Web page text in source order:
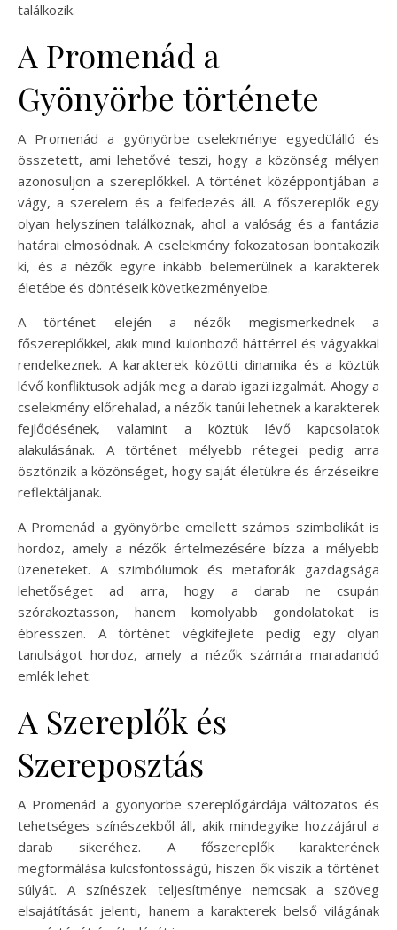
találkozik.
A Promenád a
Gyönyörbe története
A Promenád a gyönyörbe cselekménye egyedülálló és
összetett, ami lehetővé teszi, hogy a közönség mélyen
azonosuljon a szereplőkkel. A történet középpontjában a
vágy, a szerelem és a felfedezés áll. A főszereplők egy
olyan helyszínen találkoznak, ahol a valóság és a fantázia
határai elmosódnak. A cselekmény fokozatosan bontakozik
ki, és a nézők egyre inkább belemerülnek a karakterek
életébe és döntéseik következményeibe.
A történet elején a nézők megismerkednek a
főszereplőkkel, akik mind különböző háttérrel és vágyakkal
rendelkeznek. A karakterek közötti dinamika és a köztük
lévő konfliktusok adják meg a darab igazi izgalmát. Ahogy a
cselekmény előrehalad, a nézők tanúi lehetnek a karakterek
fejlődésének, valamint a köztük lévő kapcsolatok
alakulásának. A történet mélyebb rétegei pedig arra
ösztönzik a közönséget, hogy saját életükre és érzéseikre
reflektáljanak.
A Promenád a gyönyörbe emellett számos szimbolikát is
hordoz, amely a nézők értelmezésére bízza a mélyebb
üzeneteket. A szimbólumok és metaforák gazdagsága
lehetőséget ad arra, hogy a darab ne csupán
szórakoztasson, hanem komolyabb gondolatokat is
ébresszen. A történet végkifejlete pedig egy olyan
tanulságot hordoz, amely a nézők számára maradandó
emlék lehet.
A Szereplők és
Szereposztás
A Promenád a gyönyörbe szereplőgárdája változatos és
tehetséges színészekből áll, akik mindegyike hozzájárul a
darab sikeréhez. A főszereplők karakterének
megformálása kulcsfontosságú, hiszen ők viszik a történet
súlyát. A színészek teljesítménye nemcsak a szöveg
elsajátítását jelenti, hanem a karakterek belső világának